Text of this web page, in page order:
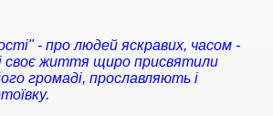
- про людей яскравих, часом -
своє життя щиро присвятили
громаді, прославляють і